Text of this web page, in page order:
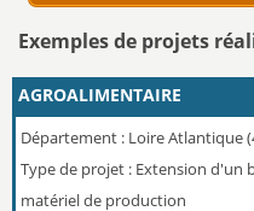
Exemples de projets
AGROALIMENTAIRE
Département : Loire Atlantique
Type de projet : Extension d'un
matériel de production